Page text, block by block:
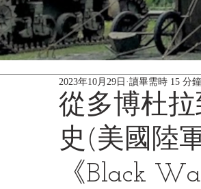
從多博杜
史(美國陸
《Black
2023年10月29日 讀畢需時 15 分鐘